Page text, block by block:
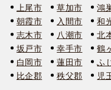
上尾市
草加市 鴻
朝霞市
入間市 和
志木市
八潮市 北
坂戸市
幸手市 鶴
白岡市
蓮田市 ふ
比企郡
秩父郡 児